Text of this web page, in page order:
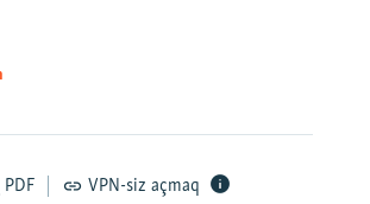
240p 360p 480p
PDF VPN-siz açmaq